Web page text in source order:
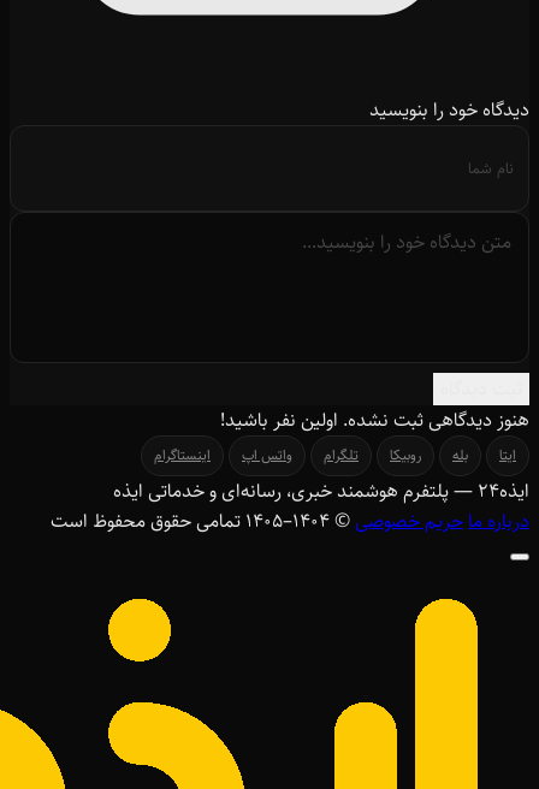
دیدگاه خود را بنویسید
هنوز دیدگاهی ثبت نشده. اولین نفر باشید!
ایتا بله روبیکا تلگرام واتس اپ اینستاگرام
ایذه۲۴ — پلتفرم هوشمند خبری، رسانه‌ای و خدماتی ایذه
درباره ماحریم خصوصی© ۱۴۰۴–1405 تمامی حقوق محفوظ است